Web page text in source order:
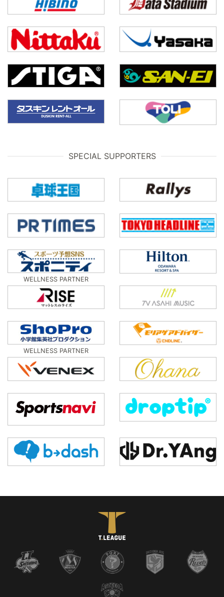
SPECIAL SUPPORTERS
WELLNESS PARTNER
WELLNESS PARTNER